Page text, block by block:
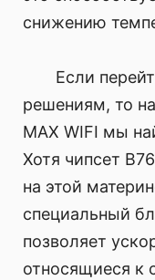
снижению
Если
решениям, то
MAX WIFI мы
Хотя чипсет
на этой
специальный
позволяет
относящиеся к